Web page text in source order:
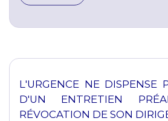
L'URGENCE NE DISPENSE
D'UN ENTRETIEN
RÉVOCATION DE SON